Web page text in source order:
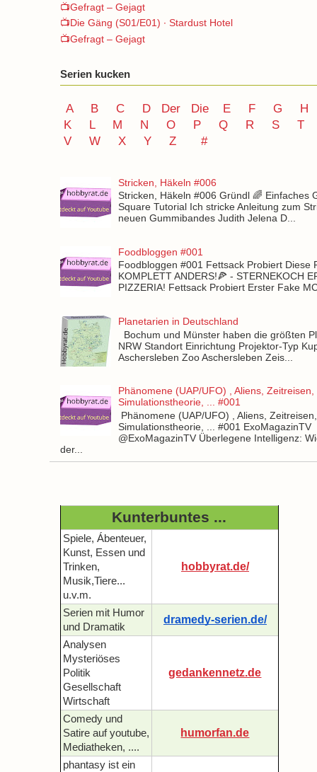
📺Gefragt – Gejagt
📺Die Gäng (S01/E01) ∙ Stardust Hotel
📺Gefragt – Gejagt
Serien kucken
A B C D Der Die E F G
H
K
L M N O P Q R S
T
V
W X Y Z #
Stricken, Häkeln #006
Stricken, Häkeln #006 Gründl 🌈 Einfaches
Square Tutorial Ich stricke Anleitung zum
neuen Gummibandes Judith Jelena D...
Foodbloggen #001
Foodbloggen #001 Fettsack Probiert Diese
KOMPLETT ANDERS!🍕 - STERNEKOCH
PIZZERIA! Fettsack Probiert Erster Fake
Planetarien in Deutschland
Bochum und Münster haben die größten
NRW Standort Einrichtung Projektor-Typ
Aschersleben Zoo Aschersleben Zeis...
Phänomene (UAP/UFO) , Aliens, Zeitreisen,
Simulationstheorie, ... #001
Phänomene (UAP/UFO) , Aliens, Zeitreisen,
Simulationstheorie, ... #001 ExoMagazinTV
@ExoMagazinTV Überlegene Intelligenz:
der...
Kunterbuntes ...
Spiele, Ábenteuer,
Kunst, Essen und
Trinken,
Musik,Tiere...
u.v.m.
hobbyrat.de/
Serien mit Humor
und Dramatik
dramedy-serien.de/
Analysen
Mysteriöses
Politik
Gesellschaft
Wirtschaft
gedankennetz.de
Comedy und
Satire auf youtube,
Mediatheken, ....
humorfan.de
phantasy ist ein